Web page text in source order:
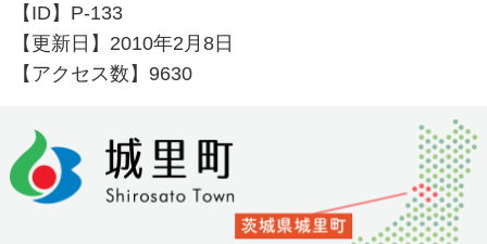
【ID】 P-133
【更新日】 2010年2月8日
【アクセス数】9630